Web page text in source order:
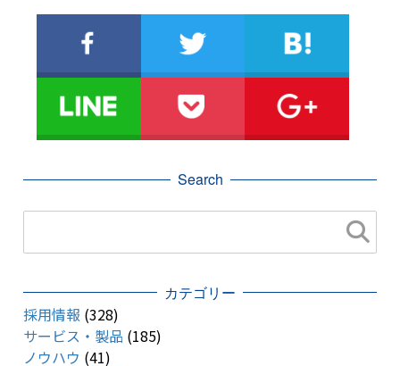
Search
カテゴリー
採用情報 (328)
サービス・製品 (185)
ノウハウ (41)